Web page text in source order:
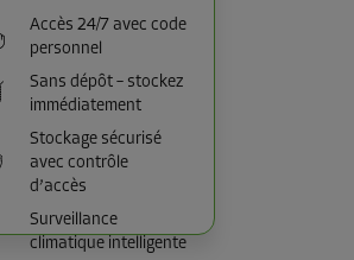
Accès 24/7 avec code
personnel
Sans dépôt – stockez
immédiatement
Stockage sécurisé
avec contrôle
d’accès
Surveillance
climatique intelligente